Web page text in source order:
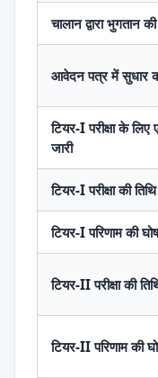
चालान द्वारा भुगतान
आवेदन पत्र में सुधार
टियर-I परीक्षा के लिए
जारी
टियर-I परीक्षा की तिथि
टियर-I परिणाम की
टियर-II परीक्षा की
टियर-II परिणाम की